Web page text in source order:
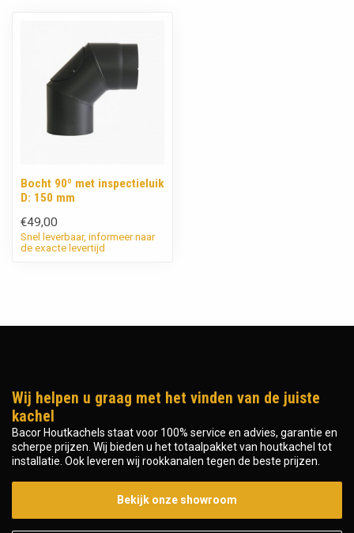
Bocht 90º met inspectieluik
D: 150 mm
€49,00
Snel leverbaar, informeer naar
de exacte levertijd
Wij helpen u graag met het vinden van de juiste
kachel
Bacor Houtkachels staat voor 100% service en advies, garantie en
scherpe prijzen. Wij bieden u het totaalpakket van houtkachel tot
installatie. Ook leveren wij rookkanalen tegen de beste prijzen.
Bekijk onze showroom